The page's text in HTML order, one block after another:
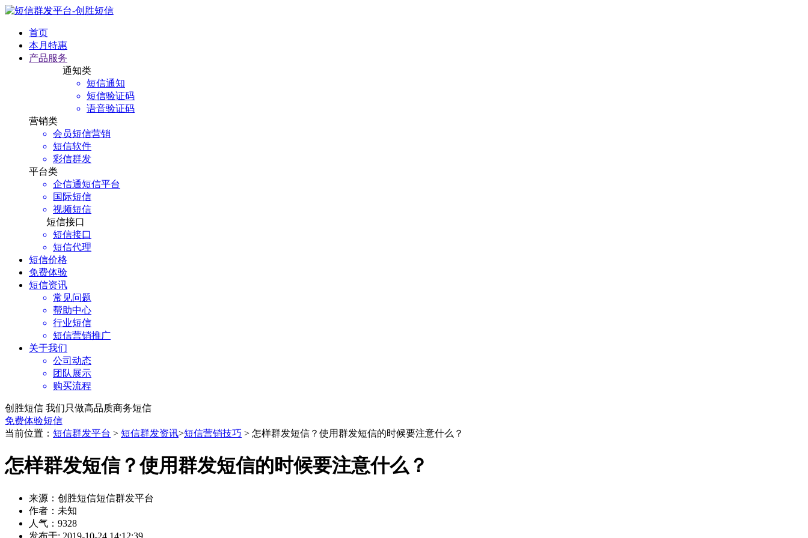
首页
本月特惠
产品服务
通知类
短信通知
短信验证码
语音验证码
营销类
会员短信营销
短信软件
彩信群发
平台类
企信通短信平台
国际短信
视频短信
短信接口
短信接口
短信代理
短信价格
免费体验
短信资讯
常见问题
帮助中心
行业短信
短信营销推广
关于我们
公司动态
团队展示
购买流程
创胜短信 我们只做高品质商务短信
免费体验短信
当前位置： 短信群发平台 > 短信群发资讯>短信营销技巧 > 怎样群发短信？使用群发短信的时候要注意什么？
怎样群发短信？使用群发短信的时候要注意什么？
来源：创胜短信短信群发平台
作者：未知
人气：9328
发布于: 2019-10-24 14:12:39